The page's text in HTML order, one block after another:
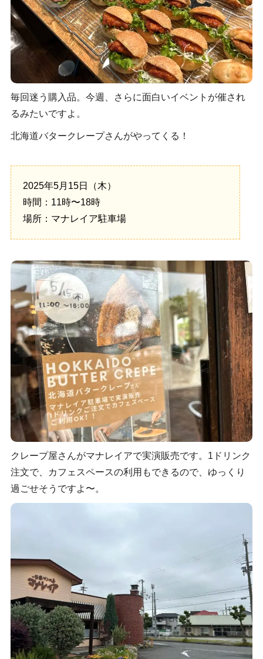
毎回迷う購入品。今週、さらに面白いイベントが催され
るみたいですよ。
北海道バタークレープさんがやってくる！
2025年5月15日（木）
時間：11時〜18時
場所：マナレイア駐車場
クレープ屋さんがマナレイアで実演販売です。1ドリンク
注文で、カフェスペースの利用もできるので、ゆっくり
過ごせそうですよ〜。